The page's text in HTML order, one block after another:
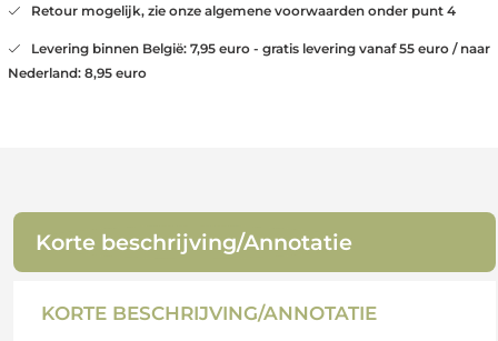
Retour mogelijk, zie onze algemene voorwaarden onder punt 4
Levering binnen België: 7,95 euro - gratis levering vanaf 55 euro / naar
Nederland: 8,95 euro
Korte beschrijving/Annotatie
KORTE BESCHRIJVING/ANNOTATIE